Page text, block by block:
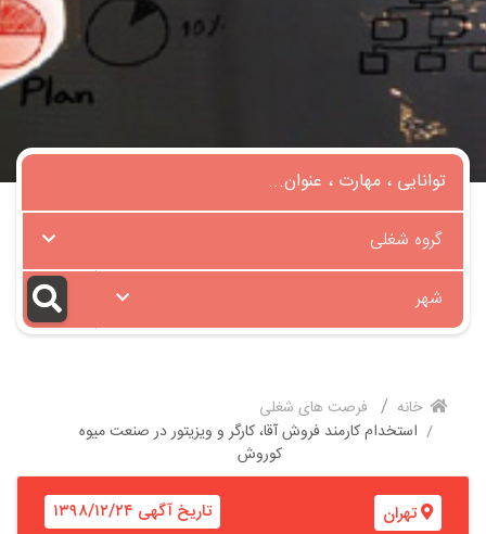
گروه شغلی
شهر
خانه
فرصت های شغلی
استخدام کارمند فروش آقا، کارگر و ویزیتور در صنعت میوه
کوروش
تهران تاریخ آگهی ۱۳۹۸/۱۲/۲۴